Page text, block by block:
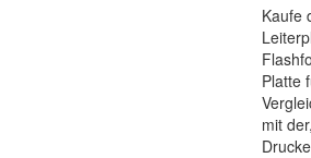
Kaufe
Platte
mit